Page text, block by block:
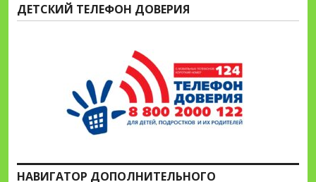
ДЕТСКИЙ ТЕЛЕФОН ДОВЕРИЯ
НАВИГАТОР ДОПОЛНИТЕЛЬНОГО